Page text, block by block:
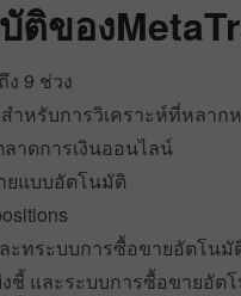
ติของ
ง 9 ช่วง
ำหรับการวิเคราะห์ที่หลาก
าดการเงินออนไลน์
ยแบบอัตโนมัติ
ะทระบบการซื้อขายอัตโน
ชี้ และระบบการซื้อขายอัต